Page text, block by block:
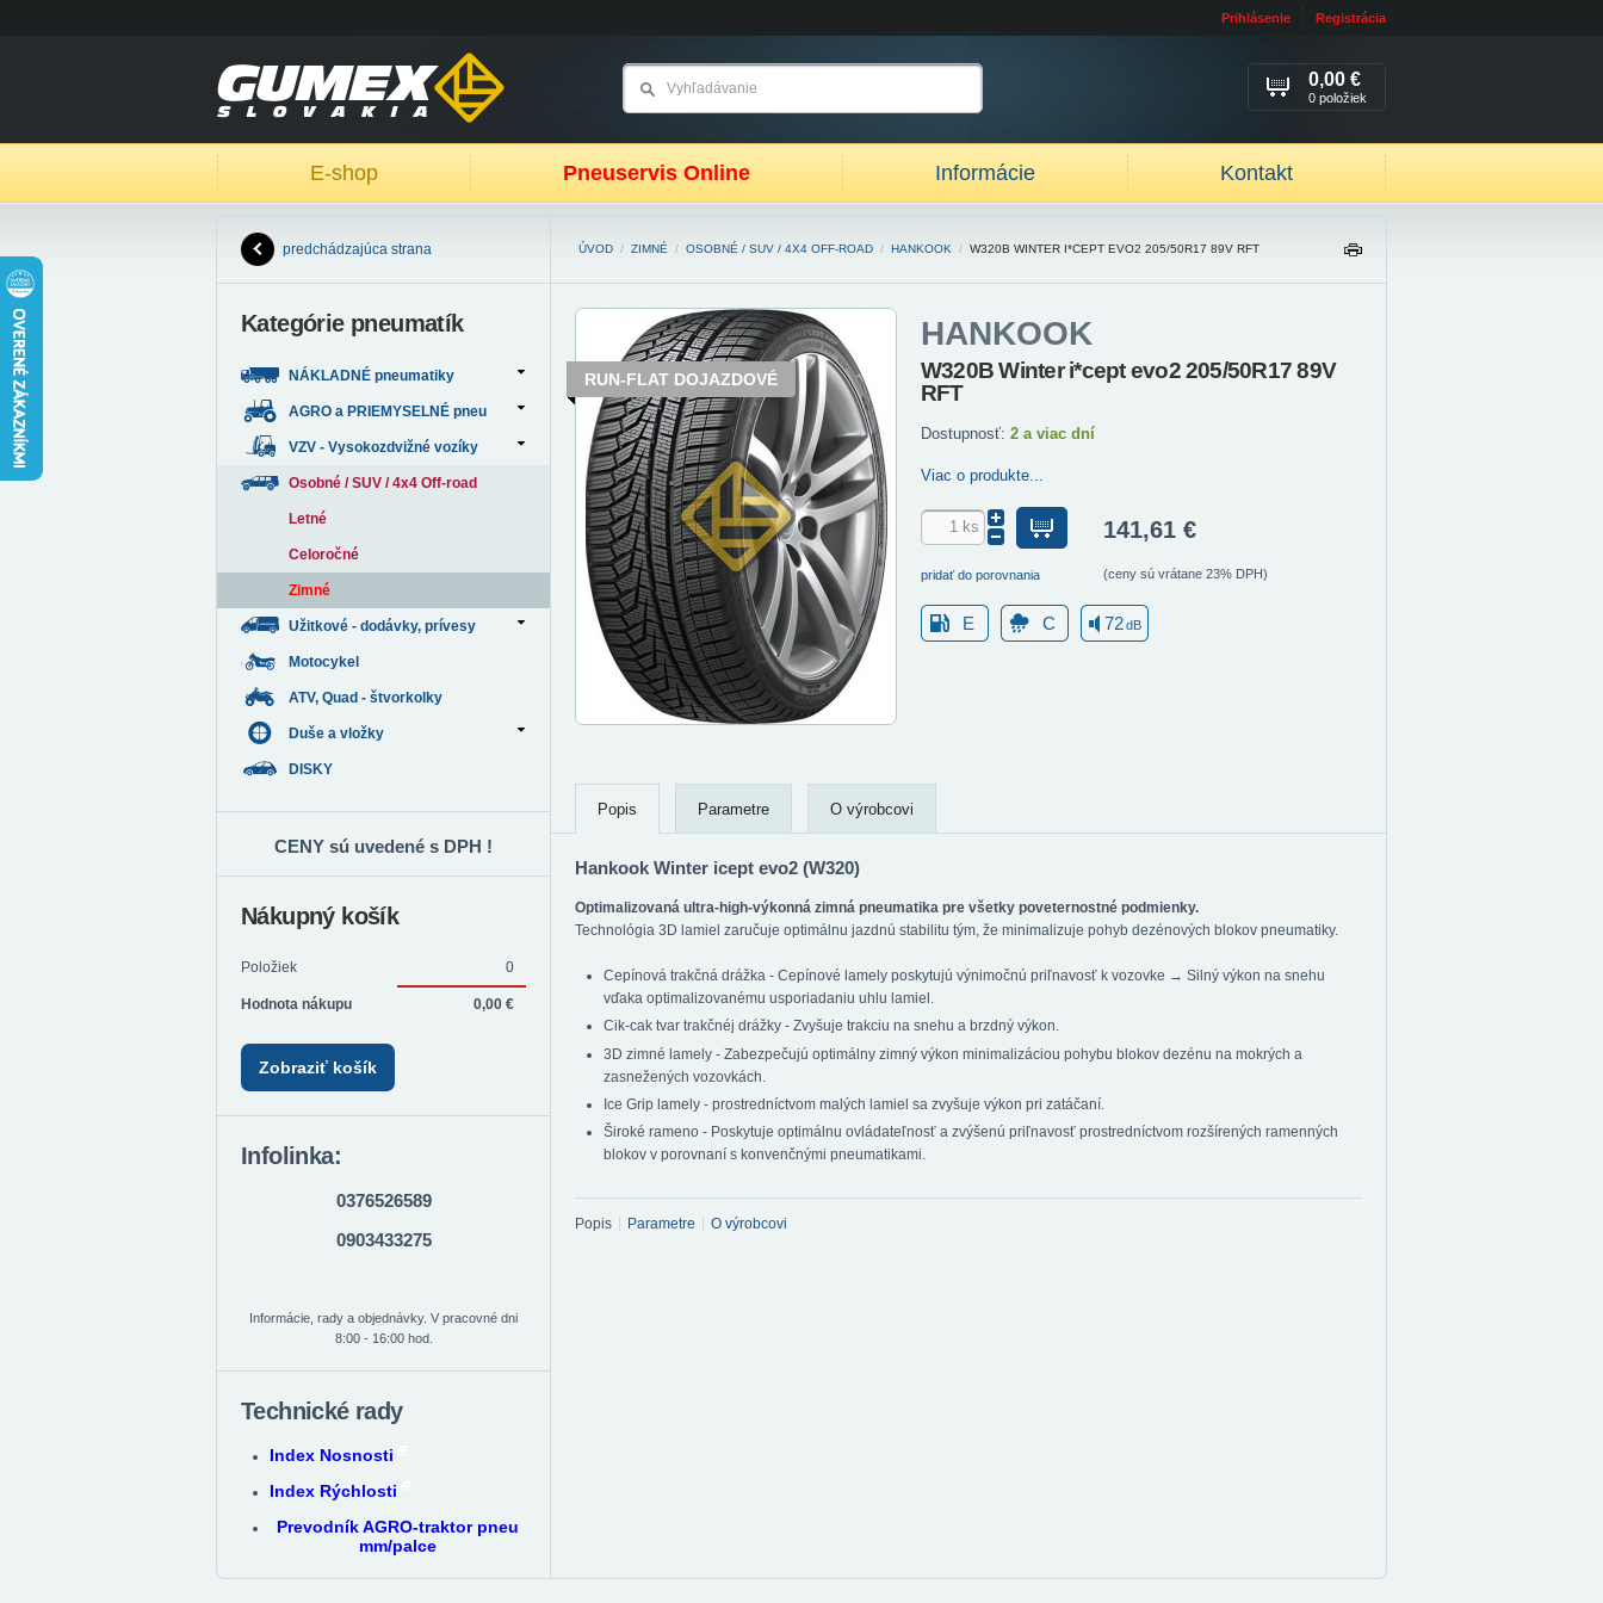
Prihlásenie Registrácia
E-shop Pneuservis Online Informácie Kontakt
0,00 €
0 položiek
ÚVOD / ZIMNÉ / OSOBNÉ / SUV / 4X4 OFF-ROAD / HANKOOK / W320B WINTER I*CEPT EVO2 205/50R17 89V RFT
IŤ
HANKOOK
W320B Winter i*cept evo2 205/50R17 89V
RFT
Dostupnosť: 2 a viac dní
Viac o produkte...
pridať do porovnania
141,61 €
(ceny sú vrátane 23% DPH)
E C 72dB
RUN-FLAT DOJAZDOVÉ
Popis Parametre O výrobcovi
Hankook Winter icept evo2 (W320)
Optimalizovaná ultra-high-výkonná zimná pneumatika pre všetky poveternostné podmienky.
Technológia 3D lamiel zaručuje optimálnu jazdnú stabilitu tým, že minimalizuje pohyb dezénových blokov pneumatiky.
Cepínová trakčná drážka - Cepínové lamely poskytujú výnimočnú priľnavosť k vozovke → Silný výkon na snehu
vďaka optimalizovanému usporiadaniu uhlu lamiel.
Cik-cak tvar trakčnéj drážky - Zvyšuje trakciu na snehu a brzdný výkon.
3D zimné lamely - Zabezpečujú optimálny zimný výkon minimalizáciou pohybu blokov dezénu na mokrých a
zasnežených vozovkách.
Ice Grip lamely - prostredníctvom malých lamiel sa zvyšuje výkon pri zatáčaní.
Široké rameno - Poskytuje optimálnu ovládateľnosť a zvýšenú priľnavosť prostredníctvom rozšírených ramenných
blokov v porovnaní s konvenčnými pneumatikami.
Popis Parametre O výrobcovi
predchádzajúca strana
Kategórie pneumatík
NÁKLADNÉ pneumatiky
AGRO a PRIEMYSELNÉ pneu
VZV - Vysokozdvižné vozíky
Osobné / SUV / 4x4 Off-road
Letné
Celoročné
Zimné
Užitkové - dodávky, prívesy
Motocykel
ATV, Quad - štvorkolky
Duše a vložky
DISKY
CENY sú uvedené s DPH !
Nákupný košík
Položiek 0
Hodnota nákupu 0,00 €
Zobraziť košík
Infolinka:
0376526589
0903433275
Informácie, rady a objednávky. V pracovné dni
8:00 - 16:00 hod.
Technické rady
Index Nosnosti
Index Rýchlosti
Prevodník AGRO-traktor pneu
mm/palce